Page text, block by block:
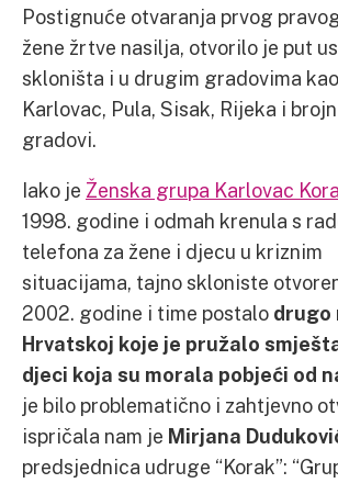
Postignuće otvaranja prvog
žene žrtve nasilja, otvorilo je put
skloništa i u drugim gradovima
Karlovac, Pula, Sisak, Rijeka i
gradovi.
Iako je Ženska grupa Karlovac
1998. godine i odmah krenula s
telefona za žene i djecu u kriznim
situacijama, tajno skloniste
2002. godine i time postalo drugo
Hrvatskoj koje je pružalo
djeci koja su morala pobjeći od
je bilo problematično i zahtjevno
ispričala nam je Mirjana
predsjednica udruge “Korak”: